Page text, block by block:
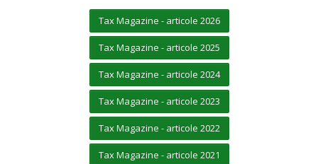
Tax Magazine - articole 2026
Tax Magazine - articole 2025
Tax Magazine - articole 2024
Tax Magazine - articole 2023
Tax Magazine - articole 2022
Tax Magazine - articole 2021